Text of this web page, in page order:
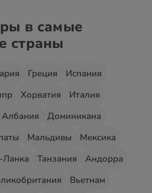
в самые
страны
Греция
Испания
Хорватия
Италия
Албания
Доминикана
Мальдивы
Мексика
Танзания
Андорра
Вьетнам